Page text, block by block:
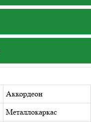
Аккордеон
Металлокаркас